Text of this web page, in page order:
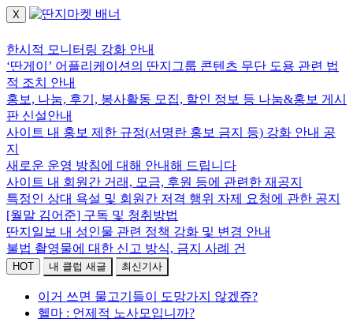
X
한시적 모니터링 강화 안내
‘딴게이’ 어플리케이션의 딴지그룹 콘텐츠 무단 도용 관련 법
적 조치 안내
홍보, 나눔, 후기, 봉사활동 모집, 할인 정보 등 나눔&홍보 게시
판 신설안내
사이트 내 홍보 제한 규정(서명란 홍보 금지 등) 강화 안내 공
지
새로운 운영 방침에 대해 안내해 드립니다
사이트 내 회원간 거래, 모금, 후원 등에 관련한 재공지
특정인 상대 욕설 및 회원간 저격 행위 자제 요청에 관한 공지
[월말 김어준] 구독 및 청취방법
딴지일보 내 성인물 관련 정책 강화 및 변경 안내
불법 촬영물에 대한 신고 방식, 금지 사례 건
HOT 내 클럽 새글 최신기사
이거 쓰면 물고기들이 도망가지 않겠쥬?
헬마 : 언제적 노사모입니까?